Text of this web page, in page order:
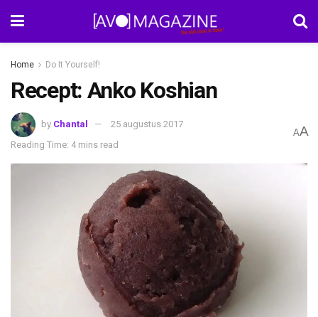
Home Do It Yourself!
Recept: Anko Koshian
by Chantal
25 augustus 2017
Reading Time: 4 mins read
AA